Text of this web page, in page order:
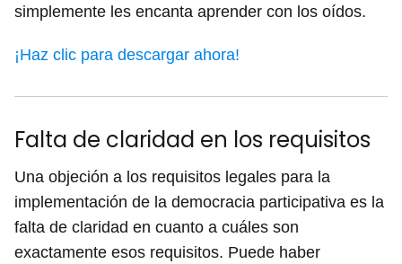
simplemente les encanta aprender con los oídos.
¡Haz clic para descargar ahora!
Falta de claridad en los requisitos
Una objeción a los requisitos legales para la
implementación de la democracia participativa es la
falta de claridad en cuanto a cuáles son
exactamente esos requisitos. Puede haber